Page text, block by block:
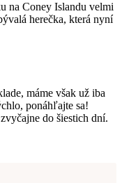
na Coney Islandu velmi
herečka, která nyní
máme však už iba
ponáhľajte sa!
do šiestich dní.